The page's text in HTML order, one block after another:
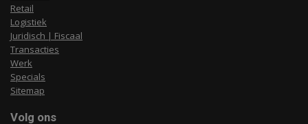
Retail
Logistiek
Juridisch | Fiscaal
Transacties
Werk
Specials
Sitemap
Volg ons